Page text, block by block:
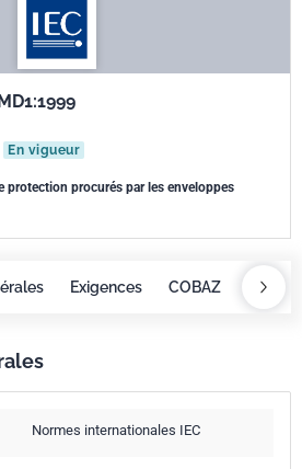
En vigueur
protection procurés par les enveloppes
Exigences COBAZ
Normes internationales IEC